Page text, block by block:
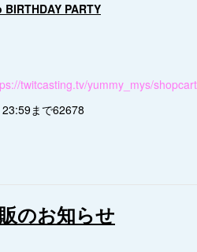
PARTY
twitcasting.tv/yummy_mys/
まで62678
のお知らせ